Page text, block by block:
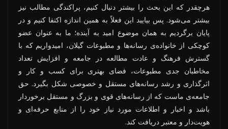
هرچقدر که این بحث را بیشتر دنبال کنیم، پراکندگی مطالب نیز
بیشتر می‌شود. پس بیایید این فعلاً به همین اندازه اکتفا کنیم و در
پایان برگردیم به همان موضوع امید به آینده؛ ما به عنوان عضو
کوچکی از خانواده‌ی رسانه‌ها و مطبوعات گیلان، امیدواریم که با
گسترش فرهنگ و عادت مطالعه در جامعه و افزایش تعداد
مخاطبان جدی مطبوعات، فضای بهتری برای کسب و کار و
اثرگذاری و رشد رسانه‌های مستقل و خصوصی شکل بگیرد. حق
جامعه‌ی ماست که از رسانه‌های قوی و بزرگ و مستقل برخوردار
باشد و اخبار و اطلاعات مورد نیاز خود را از منابع حرفه‌ای و
هویت‌دار و معتبر دریافت کند.